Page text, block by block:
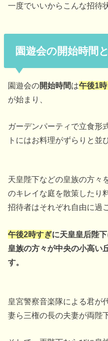
一度でいいからこんな招待
園遊会の開始時間
園遊会の開始時間は午後1
が始まり、
ガーデンパーティで立食形
トにはお料理がずらりと並
天皇陛下などの皇族の方々
のキレイな庭を散策したり
招待者はそれぞれ自由に過
午後2時すぎに天皇皇后陛
皇族の方々が中央の小高い
す。
皇宮警察音楽隊による君が
妻ら三権の長の夫妻が両陛